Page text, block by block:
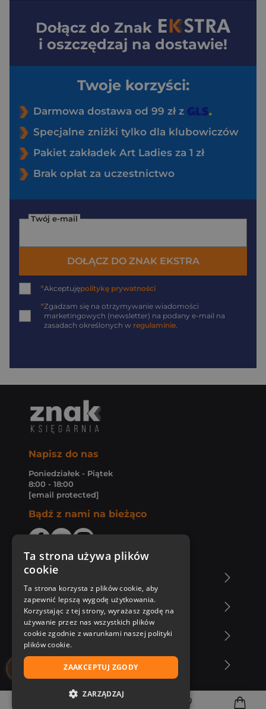
Dołącz do Znak
i oszczędzaj na dostawie!
Twoje korzyści:
Darmowa dostawa od 99 zł z
Specjalne zniżki tylko dla klubowiczów
Pakiet zakładek Art Ladies za 1 zł
Brak opłat za uczestnictwo
Twój e-mail
DOŁĄCZ DO ZNAK EKSTRA
*Akceptujępolitykę prywatności
*Zgadzam się na otrzymywanie wiadomości
marketingowych (newsletter) na podany e-mail na
zasadach określonych w regulaminie.
Napisz do nas
Poniedziałek - Piątek
8:00 - 18:00
[email protected]
Bądź z nami na bieżąco
Zakupy u nas
Nasza oferta
Nasi autorzy
Ta strona używa plików
cookie
Ta strona korzysta z plików cookie, aby
zapewnić lepszą wygodę użytkowania.
Korzystając z tej strony, wyrażasz zgodę na
używanie przez nas wszystkich plików
cookie zgodnie z warunkami naszej polityki
plików cookie.
ZAAKCEPTUJ ZGODY
ZARZĄDZAJ